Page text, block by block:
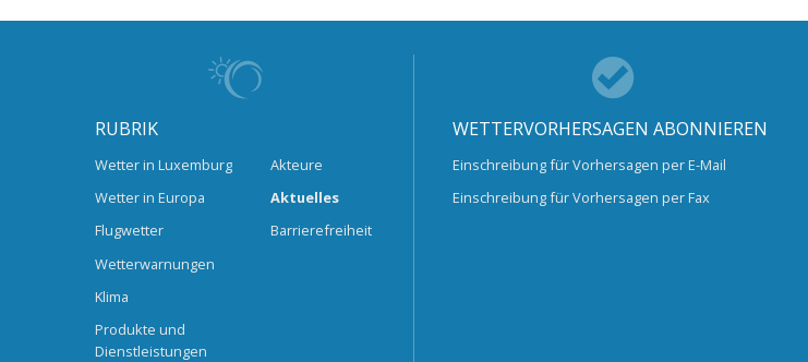
RUBRIK
Wetter in Luxemburg
Wetter in Europa
Flugwetter
Wetterwarnungen
Klima
Produkte und
Dienstleistungen
Akteure
Aktuelles
Barrierefreiheit
WETTERVORHERSAGEN ABONNIEREN
Einschreibung für Vorhersagen per E-Mail
Einschreibung für Vorhersagen per Fax